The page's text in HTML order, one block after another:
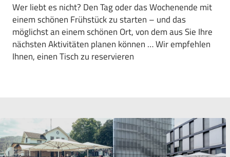
Wer liebt es nicht? Den Tag oder das Wochenende mit
einem schönen Frühstück zu starten – und das
möglichst an einem schönen Ort, von dem aus Sie Ihre
nächsten Aktivitäten planen können … Wir empfehlen
Ihnen, einen Tisch zu reservieren